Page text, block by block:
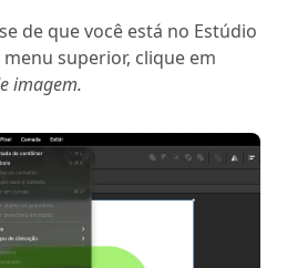
de que você está no Estúdio
superior, clique em
imagem.